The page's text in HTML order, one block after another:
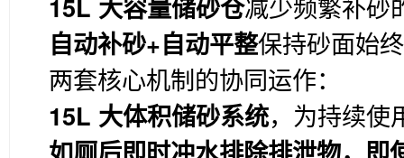
自动补砂+自动平整保持砂面始
两套核心机制的协同运作：
15L 大体积储砂系统，为持续使